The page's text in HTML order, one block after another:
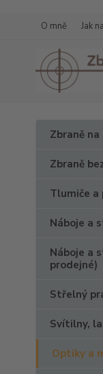
O mně Jak
Zbraně na
Zbraně
Tlumiče
Náboje a
Náboje a
prodejné)
Střelný
Svítilny,
Optiky a